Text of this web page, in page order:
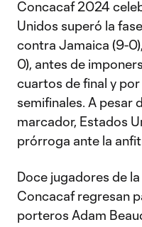
Concacaf 2024
Unidos superó la
contra Jamaica (9-
0), antes de
cuartos de final y por
semifinales. A pesar
marcador, Estados
prórroga ante la
Doce jugadores de
Concacaf regresan
porteros Adam